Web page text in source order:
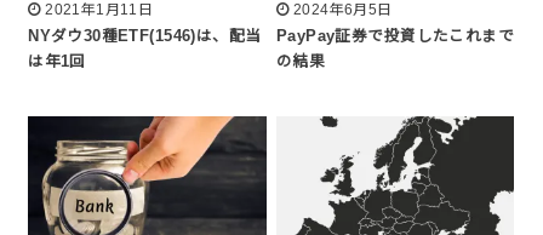
2021年1月11日
NYダウ30種ETF(1546)は、配当
は年1回
2024年6月5日
PayPay証券で投資したこれまで
の結果